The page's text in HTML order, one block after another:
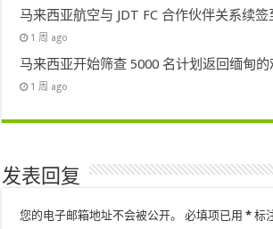
马来西亚航空与 JDT FC 合作伙伴关系续签
1 周 ago
马来西亚开始筛查 5000 名计划返回缅甸的
1 周 ago
发表回复
您的电子邮箱地址不会被公开。 必填项已用* 标